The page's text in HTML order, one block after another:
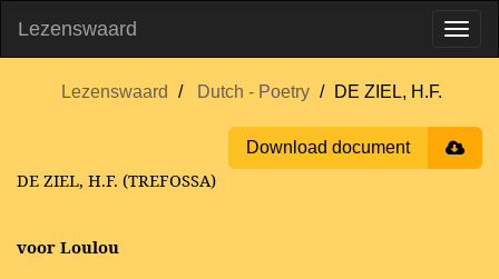
Lezenswaard
Lezenswaard Dutch - Poetry DE ZIEL, H.F.
Download document
DE ZIEL, H.F. (TREFOSSA)
voor Loulou